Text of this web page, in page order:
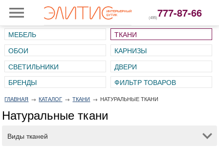
(495)777-87-66
МЕБЕЛЬ
ТКАНИ
ОБОИ
КАРНИЗЫ
СВЕТИЛЬНИКИ
ДВЕРИ
ГЛАВНАЯ → КАТАЛОГ → ТКАНИ → НАТУРАЛЬНЫЕ ТКАНИ
Натуральные ткани
Виды тканей